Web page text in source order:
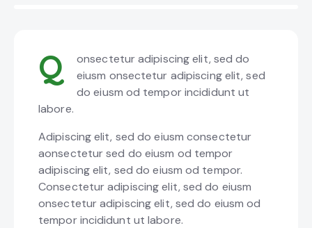
Q
onsectetur adipiscing elit, sed do
eiusm onsectetur adipiscing elit, sed
do eiusm od tempor incididunt ut
labore.
Adipiscing elit, sed do eiusm consectetur
aonsectetur sed do eiusm od tempor
adipiscing elit, sed do eiusm od tempor.
Consectetur adipiscing elit, sed do eiusm
onsectetur adipiscing elit, sed do eiusm od
tempor incididunt ut labore.